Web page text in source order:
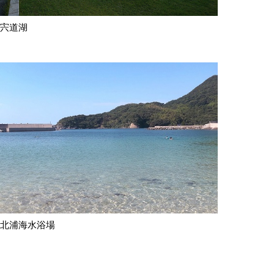
宍道湖
北浦海水浴場